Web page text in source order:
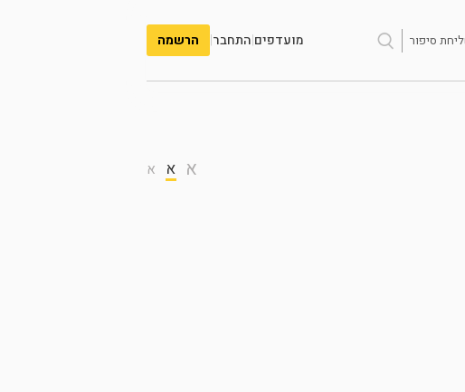
סיפור מועדפים|התחבר| הרשמה
א א א